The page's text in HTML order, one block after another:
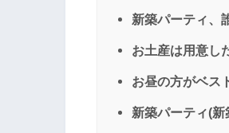
新築パーティ、
お土産は用意し
お昼の方がベス
新築パーティ(